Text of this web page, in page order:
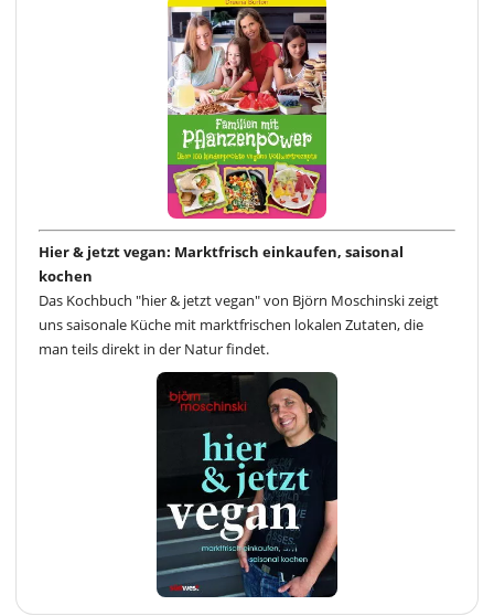
Hier & jetzt vegan: Marktfrisch einkaufen, saisonal
kochen
Das Kochbuch "hier & jetzt vegan" von Björn Moschinski zeigt
uns saisonale Küche mit marktfrischen lokalen Zutaten, die
man teils direkt in der Natur findet.